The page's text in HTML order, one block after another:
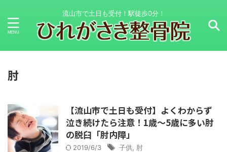
流山市で土日も受付！駅徒歩0分！
肘
【流山市で土日も受付】よくわからず
泣き続けたら注意！1歳～5歳に多い肘
の脱臼「肘内障」
2019/6/3 子供 肘